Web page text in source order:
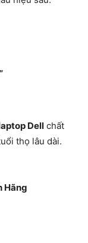
Dell chất
thọ lâu dài.
Hãng